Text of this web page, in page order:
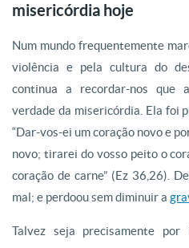
misericórdia hoje
Num mundo frequentemente
violência e pela cultura do
continua a recordar-nos que
verdade da misericórdia. Ela foi
“Dar-vos-ei um coração novo e
novo; tirarei do vosso peito o
coração de carne” (Ez 36,26).
mal; e perdoou sem diminuir a
Talvez seja precisamente